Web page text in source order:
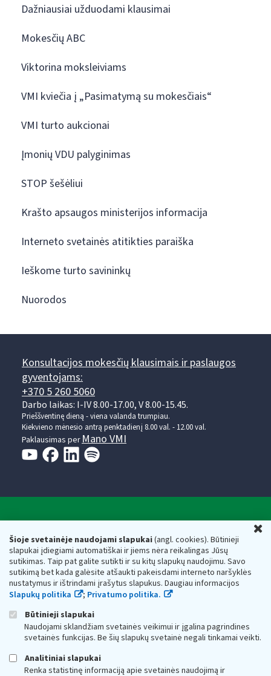
Šioje svetainėje naudojami slapukai(angl. cookies). Būtinieji
slapukai įdiegiami automatiškai ir jiems nėra reikalingas Jūsų
sutikimas. Taip pat galite sutikti ir su kitų slapukų naudojimu. Savo
sutikimą bet kada galėsite atšaukti pakeisdami interneto naršyklės
nustatymus ir ištrindami įrašytus slapukus. Daugiau informacijos
Slapukų politika
; Privatumo politika.
Būtinieji slapukai
Naudojami sklandžiam svetainės veikimui ir įgalina pagrindines
svetainės funkcijas. Be šių slapukų svetainė negali tinkamai veikti.
Analitiniai slapukai
Renka statistinę informaciją apie svetainės naudojimą ir
Dažniausiai užduodami klausimai
Mokesčių ABC
Viktorina moksleiviams
VMI kviečia į „Pasimatymą su mokesčiais“
VMI turto aukcionai
Įmonių VDU palyginimas
STOP šešėliui
Krašto apsaugos ministerijos informacija
Interneto svetainės atitikties paraiška
Ieškome turto savininkų
Nuorodos
Konsultacijos mokesčių klausimais ir paslaugos
gyventojams:
+370 5 260 5060
Darbo laikas: I-IV 8.00-17.00, V 8.00-15.45.
Prieššventinę dieną - viena valanda trumpiau.
Kiekvieno mėnesio antrą penktadienį 8.00 val. - 12.00 val.
Paklausimas per Mano VMI
Respublikos finansų ministerijos
Biudžetinė įstaiga. Juridinio asmens kodas — 188659752,
adresas: Vasario 16-osios g. 14, 01107 Vilnius, Lietuva, el.paštas:
vmi@vmi.lt, E. pristatymo dėžutės adresas 188659752
Duomenys apie Valstybinę mokesčių inspekciją prie Lietuvos
Respublikos finansų ministerijos kaupiami ir saugomi Juridinių